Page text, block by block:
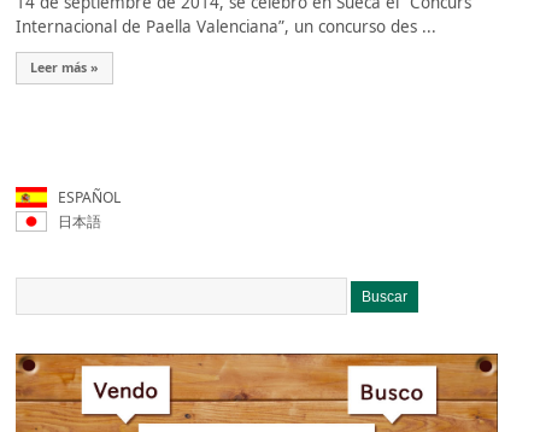
Internacional de Paella Valenciana”, un concurso des ...
Leer más »
ESPAÑOL
日本語